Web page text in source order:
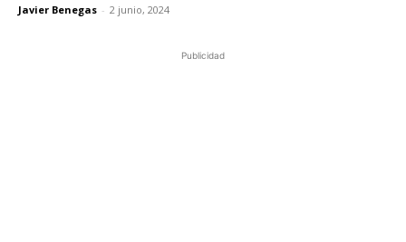
Javier Benegas - 2 junio, 2024
Publicidad